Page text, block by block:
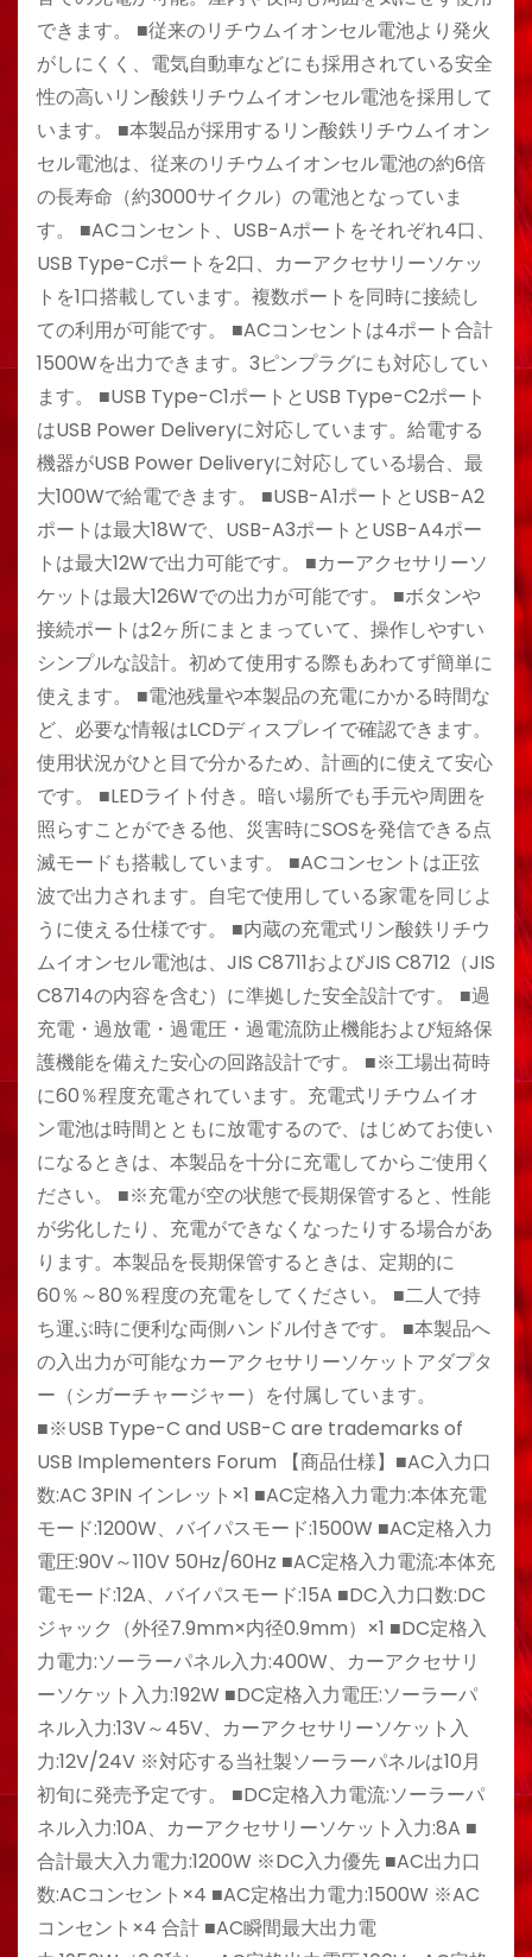
できます。 ■従来のリチウムイオンセル電池より発火
がしにくく、電気自動車などにも採用されている安全
性の高いリン酸鉄リチウムイオンセル電池を採用して
います。 ■本製品が採用するリン酸鉄リチウムイオン
セル電池は、従来のリチウムイオンセル電池の約6倍
の長寿命（約3000サイクル）の電池となっていま
す。 ■ACコンセント、USB-Aポートをそれぞれ4口、
USB Type-Cポートを2口、カーアクセサリーソケッ
トを1口搭載しています。複数ポートを同時に接続し
ての利用が可能です。 ■ACコンセントは4ポート合計
1500Wを出力できます。3ピンプラグにも対応してい
ます。 ■USB Type-C1ポートとUSB Type-C2ポート
はUSB Power Deliveryに対応しています。給電する
機器がUSB Power Deliveryに対応している場合、最
大100Wで給電できます。 ■USB-A1ポートとUSB-A2
ポートは最大18Wで、USB-A3ポートとUSB-A4ポー
トは最大12Wで出力可能です。 ■カーアクセサリーソ
ケットは最大126Wでの出力が可能です。 ■ボタンや
接続ポートは2ヶ所にまとまっていて、操作しやすい
シンプルな設計。初めて使用する際もあわてず簡単に
使えます。 ■電池残量や本製品の充電にかかる時間な
ど、必要な情報はLCDディスプレイで確認できます。
使用状況がひと目で分かるため、計画的に使えて安心
です。 ■LEDライト付き。暗い場所でも手元や周囲を
照らすことができる他、災害時にSOSを発信できる点
滅モードも搭載しています。 ■ACコンセントは正弦
波で出力されます。自宅で使用している家電を同じよ
うに使える仕様です。 ■内蔵の充電式リン酸鉄リチウ
ムイオンセル電池は、JIS C8711およびJIS C8712（JIS
C8714の内容を含む）に準拠した安全設計です。 ■過
充電・過放電・過電圧・過電流防止機能および短絡保
護機能を備えた安心の回路設計です。 ■※工場出荷時
に60％程度充電されています。充電式リチウムイオ
ン電池は時間とともに放電するので、はじめてお使い
になるときは、本製品を十分に充電してからご使用く
ださい。 ■※充電が空の状態で長期保管すると、性能
が劣化したり、充電ができなくなったりする場合があ
ります。本製品を長期保管するときは、定期的に
60％～80％程度の充電をしてください。 ■二人で持
ち運ぶ時に便利な両側ハンドル付きです。 ■本製品へ
の入出力が可能なカーアクセサリーソケットアダプタ
ー（シガーチャージャー）を付属しています。
■※USB Type-C and USB-C are trademarks of
USB Implementers Forum 【商品仕様】■AC入力口
数:AC 3PIN インレット×1 ■AC定格入力電力:本体充電
モード:1200W、バイパスモード:1500W ■AC定格入力
電圧:90V～110V 50Hz/60Hz ■AC定格入力電流:本体充
電モード:12A、バイパスモード:15A ■DC入力口数:DC
ジャック（外径7.9mm×内径0.9mm）×1 ■DC定格入
力電力:ソーラーパネル入力:400W、カーアクセサリ
ーソケット入力:192W ■DC定格入力電圧:ソーラーパ
ネル入力:13V～45V、カーアクセサリーソケット入
力:12V/24V ※対応する当社製ソーラーパネルは10月
初旬に発売予定です。 ■DC定格入力電流:ソーラーパ
ネル入力:10A、カーアクセサリーソケット入力:8A ■
合計最大入力電力:1200W ※DC入力優先 ■AC出力口
数:ACコンセント×4 ■AC定格出力電力:1500W ※AC
コンセント×4 合計 ■AC瞬間最大出力電